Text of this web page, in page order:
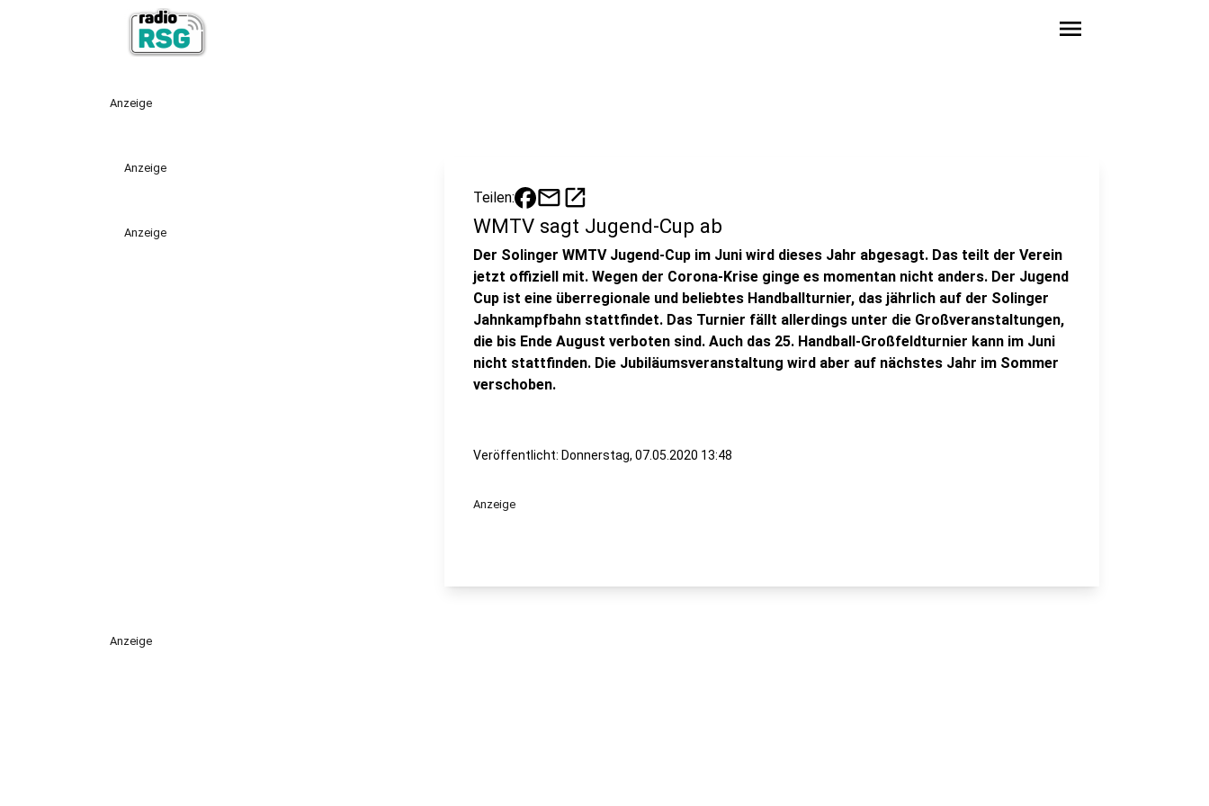
menu
Anzeige
Anzeige
Anzeige
Teilen: mailopen_in_new
WMTV sagt Jugend-Cup ab
Der Solinger WMTV Jugend-Cup im Juni wird dieses Jahr abgesagt. Das teilt der Verein
jetzt offiziell mit. Wegen der Corona-Krise ginge es momentan nicht anders. Der Jugend
Cup ist eine überregionale und beliebtes Handballturnier, das jährlich auf der Solinger
Jahnkampfbahn stattfindet. Das Turnier fällt allerdings unter die Großveranstaltungen,
die bis Ende August verboten sind. Auch das 25. Handball-Großfeldturnier kann im Juni
nicht stattfinden. Die Jubiläumsveranstaltung wird aber auf nächstes Jahr im Sommer
verschoben.
Veröffentlicht: Donnerstag, 07.05.2020 13:48
Anzeige
Anzeige